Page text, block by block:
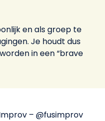
en als groep te
Je houdt dus
in een “brave
– @fusimprov